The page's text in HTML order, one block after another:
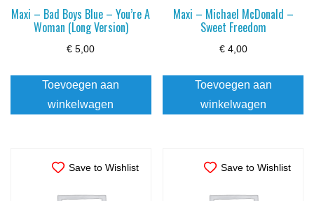
Maxi – Bad Boys Blue – You’re A
Woman (Long Version)
€ 5,00
Toevoegen aan
winkelwagen
Maxi – Michael McDonald –
Sweet Freedom
€4,00
Toevoegen aan
winkelwagen
Save to Wishlist Save to Wishlist